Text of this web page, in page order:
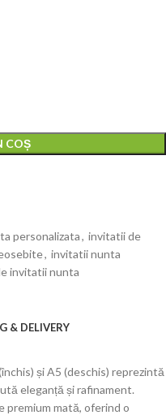
COȘ
personalizata, invitatii de
, invitatii nunta
invitatii nunta
& DELIVERY
și A5 (deschis) reprezintă
eleganță și rafinament.
mată, oferind o